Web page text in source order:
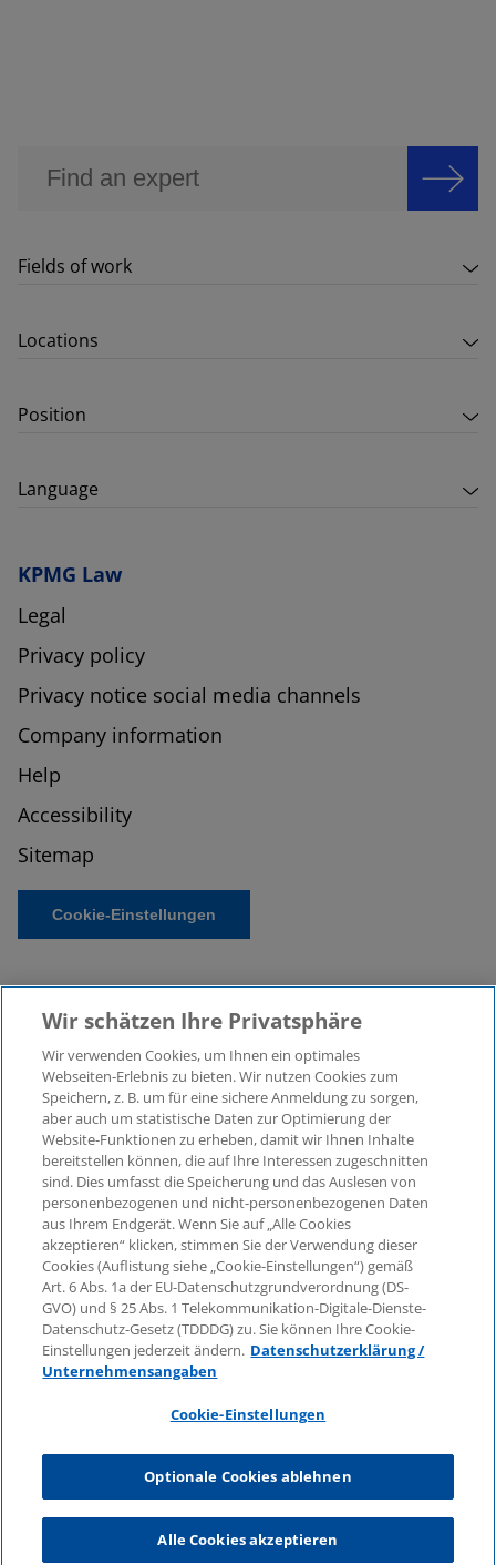
Fields of work
Locations
Position
Language
KPMG Law
Legal
Privacy policy
Privacy notice social media channels
Company information
Help
Accessibility
Sitemap
Cookie-Einstellungen
© 2026 KPMG Law Rechtsanwaltsgesellschaft mbH,
associated with KPMG AG
Wirtschaftsprüfungsgesellschaft, a public limited
company under German law and a member of the
global KPMG organisation of independent member
firms affiliated with KPMG International Limited, a
Private English Company Limited by Guarantee. All
rights reserved. For more details on the structure of
KPMG’s global organisation, please visit
https://home.kpmg/governance.
KPMG International does not provide services to
clients. No member firm is authorised to bind or
firm to any third party, just as KPMG International is
not authorised to bind or contract any other member
firm.
Wir schätzen Ihre Privatsphäre
Wir verwenden Cookies, um Ihnen ein optimales
Webseiten-Erlebnis zu bieten. Wir nutzen Cookies zum
Speichern, z. B. um für eine sichere Anmeldung zu sorgen,
aber auch um statistische Daten zur Optimierung der
Website-Funktionen zu erheben, damit wir Ihnen Inhalte
bereitstellen können, die auf Ihre Interessen zugeschnitten
sind. Dies umfasst die Speicherung und das Auslesen von
personenbezogenen und nicht-personenbezogenen Daten
aus Ihrem Endgerät. Wenn Sie auf „Alle Cookies
akzeptieren“ klicken, stimmen Sie der Verwendung dieser
Cookies (Auflistung siehe „Cookie-Einstellungen“) gemäß
Art. 6 Abs. 1a der EU-Datenschutzgrundverordnung (DS-
GVO) und § 25 Abs. 1 Telekommunikation-Digitale-Dienste-
Datenschutz-Gesetz (TDDDG) zu. Sie können Ihre Cookie-
Einstellungen jederzeit ändern. Datenschutzerklärung /
Unternehmensangaben
Cookie-Einstellungen
Optionale Cookies ablehnen
Alle Cookies akzeptieren